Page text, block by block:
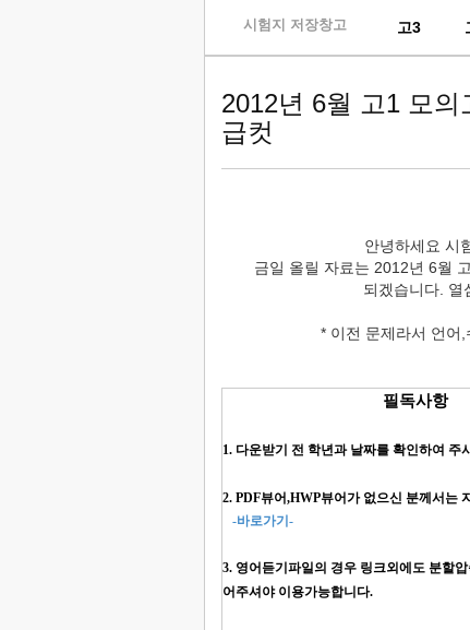
시험지 저장창고 고3
2012년 6월 고1 모
급컷
안녕하세요 시
금일 올릴 자료는 2012년 6월
되겠습니다. 열
* 이전 문제라서 언어
필독사항
1. 다운받기 전 학년과 날짜를 확인하여 주
2. PDF뷰어,HWP뷰어가 없으신 분께서는
-바로가기-
3. 영어듣기파일의 경우 링크외에도 분할
어주셔야 이용가능합니다.